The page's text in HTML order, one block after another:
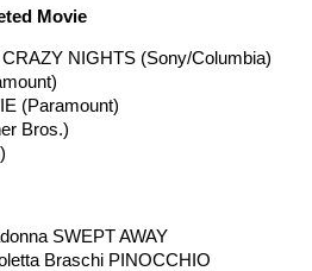
Movie
NIGHTS (Sony/Columbia)
(Paramount)
Bros.)
SWEPT AWAY
Braschi PINOCCHIO